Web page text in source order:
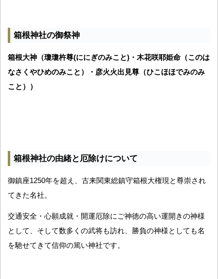
箱根神社の御祭神
箱根大神（瓊瓊杵尊(ににぎのみこと)・木花咲耶姫命（このは
なさくやひめのみこと）・彦火火出見尊（ひこほほでみのみ
こと））
箱根神社の由緒と厄除けについて
御鎮座1250年を超え、古来関東総鎮守箱根大権現と尊崇され
てきた名社。
交通安全・心願成就・開運厄除にご神徳の高い運開きの神様
として、そして数多くの武将も訪れ、勝負の神様としても名
を馳せてきて信仰の篤い神社です。